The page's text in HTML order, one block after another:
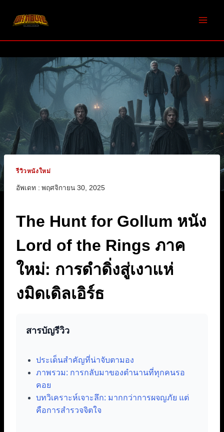
รีวิวหนังใหม่
อัพเดท : พฤศจิกายน 30, 2025
The Hunt for Gollum หนัง
Lord of the Rings ภาค
ใหม่: การดำดิ่งสู่เงาแห่
งมิดเดิลเอิร์ธ
สารบัญรีวิว
ประเด็นสำคัญที่น่าจับตามอง
ภาพรวม: การกลับมาของตำนานที่ทุกคนรอ
คอย
บทวิเคราะห์เจาะลึก: มากกว่าการผจญภัย แต่
คือการสำรวจจิตใจ